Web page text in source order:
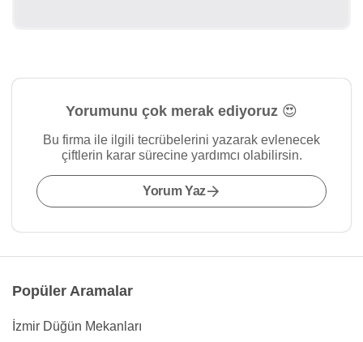
Yorumunu çok merak ediyoruz 😍
Bu firma ile ilgili tecrübelerini yazarak evlenecek
çiftlerin karar sürecine yardımcı olabilirsin.
Yorum Yaz
Popüler Aramalar
İzmir Düğün Mekanları